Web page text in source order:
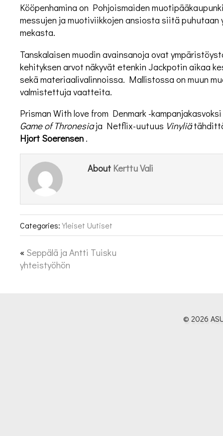
Kööpenhamina on Pohjoismaiden
messujen ja muotiviikkojen ansiosta siitä
mekasta.
Tanskalaisen muodin avainsanoja ovat
kehityksen arvot näkyvät etenkin Jackpotin aikaa
sekä materiaalivalinnoissa. Mallistossa on muun
valmistettuja vaatteita.
Prisman With love from Denmark -
Game of Thronesiaja Netflix-uutuus Vinyliä
Hjort Soerensen .
About Kerttu Vali
Categories:Yleiset Uutiset
« Seppälä ja Antti Tuisku
yhteistyöhön
© 2026